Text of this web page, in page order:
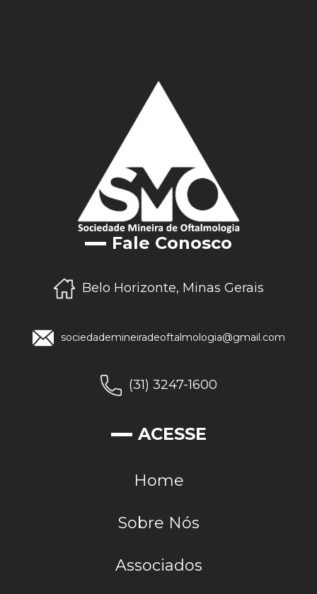
Fale Conosco
Belo Horizonte, Minas Gerais
sociedademineiradeoftalmologia@gmail.com
(31) 3247-1600
ACESSE
Home
Sobre Nós
Associados